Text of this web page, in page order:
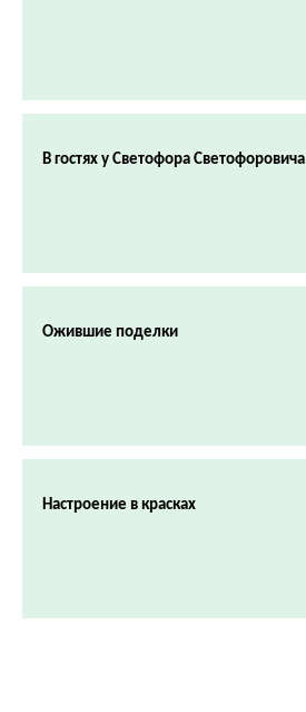
В гостях у Светофора Светофоровича
Ожившие поделки
Настроение в красках